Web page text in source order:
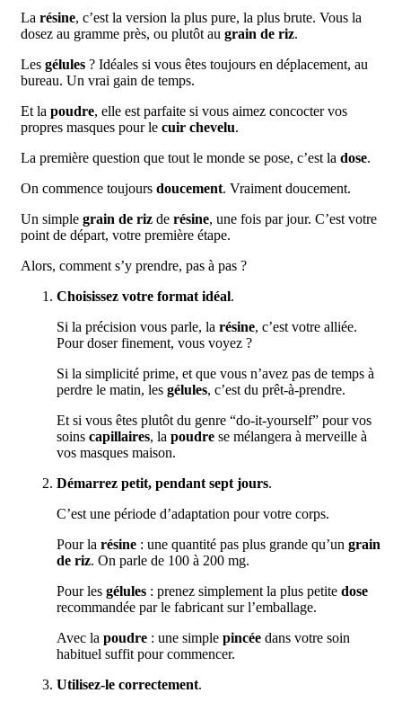
La résine, c’est la version la plus pure, la plus brute. Vous la
dosez au gramme près, ou plutôt au grain de riz.
Les gélules ? Idéales si vous êtes toujours en déplacement, au
bureau. Un vrai gain de temps.
Et la poudre, elle est parfaite si vous aimez concocter vos
propres masques pour le cuir chevelu.
La première question que tout le monde se pose, c’est la dose.
On commence toujours doucement. Vraiment doucement.
Un simple grain de riz de résine, une fois par jour. C’est votre
point de départ, votre première étape.
Alors, comment s’y prendre, pas à pas ?
Choisissez votre format idéal.
Si la précision vous parle, la résine, c’est votre alliée.
Pour doser finement, vous voyez ?
Si la simplicité prime, et que vous n’avez pas de temps à
perdre le matin, les gélules, c’est du prêt-à-prendre.
Et si vous êtes plutôt du genre “do-it-yourself” pour vos
soins capillaires, la poudre se mélangera à merveille à
vos masques maison.
Démarrez petit, pendant sept jours.
C’est une période d’adaptation pour votre corps.
Pour la résine : une quantité pas plus grande qu’un grain
de riz. On parle de 100 à 200 mg.
Pour les gélules : prenez simplement la plus petite dose
recommandée par le fabricant sur l’emballage.
Avec la poudre : une simple pincée dans votre soin
habituel suffit pour commencer.
Utilisez-le correctement.